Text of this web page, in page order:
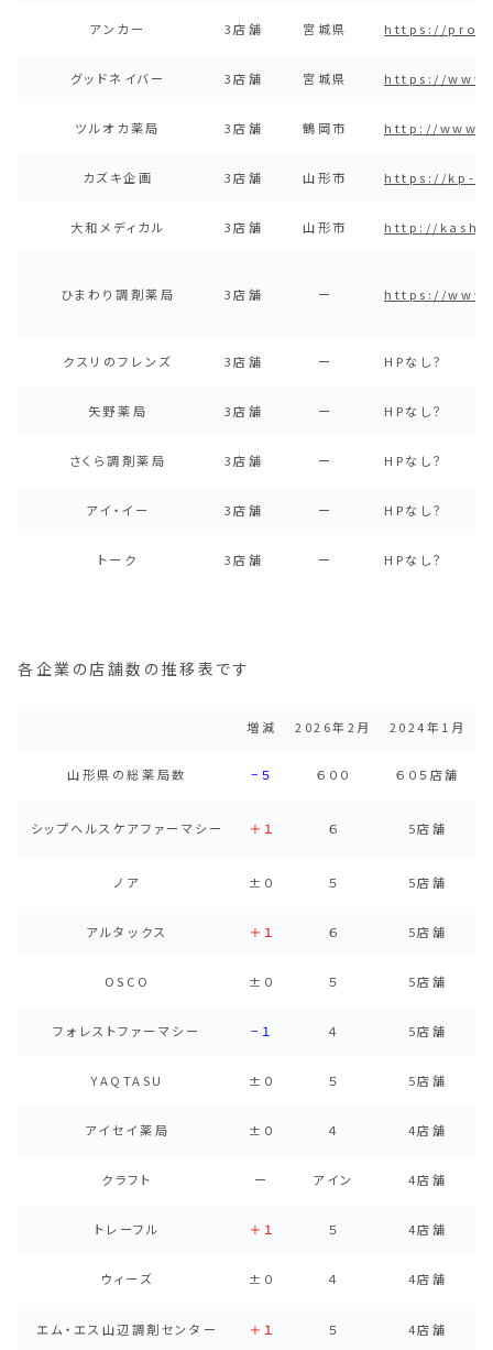
アンカー 3店舗 宮城県 https://
グッドネイバー 3店舗 宮城県 https://
ツルオカ薬局 3店舗 鶴岡市 http://
カズキ企画 3店舗 山形市 https://kp-
大和メディカル 3店舗 山形市 http://
ひまわり調剤薬局 3店舗 ー https://
クスリのフレンズ 3店舗 ー HPなし？
矢野薬局 3店舗 ー HPなし？
さくら調剤薬局 3店舗 ー HPなし？
アイ・イー 3店舗 ー HPなし？
トーク 3店舗 ー HPなし？
各企業の店舗数の推移表です
増減 2026年2月 2024年1月
山形県の総薬局数 −５ ６００ ６０５店舗
シップヘルスケアファーマシー ＋１ ６ 5店舗
ノア ±０ ５ 5店舗
アルタックス ＋１ ６ 5店舗
OSCO ±０ ５ 5店舗
フォレストファーマシー −１ ４ 5店舗
YAQTASU ±０ ５ 5店舗
アイセイ薬局 ±０ ４ 4店舗
クラフト ー アイン 4店舗
トレーフル ＋１ ５ 4店舗
ウィーズ ±０ ４ 4店舗
エム・エス山辺調剤センター ＋１ ５ 4店舗